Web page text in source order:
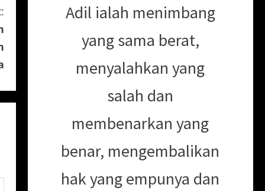
Adil ialah menimbang
yang sama berat,
menyalahkan yang
salah dan
membenarkan yang
benar, mengembalikan
hak yang empunya dan